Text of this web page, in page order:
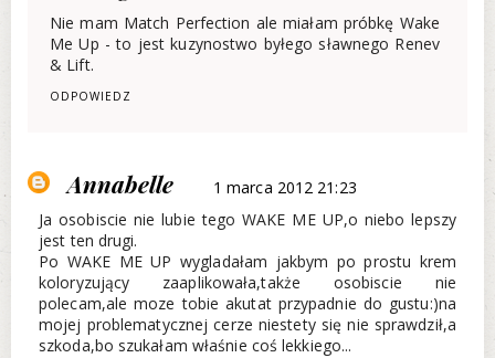
Nie mam Match Perfection ale miałam próbkę Wake
Me Up - to jest kuzynostwo byłego sławnego Renev
& Lift.
ODPOWIEDZ
Annabelle
1 marca 2012 21:23
Ja osobiscie nie lubie tego WAKE ME UP,o niebo lepszy
jest ten drugi.
Po WAKE ME UP wygladałam jakbym po prostu krem
koloryzujący zaaplikowała,także osobiscie nie
polecam,ale moze tobie akutat przypadnie do gustu:)na
mojej problematycznej cerze niestety się nie sprawdził,a
szkoda,bo szukałam właśnie coś lekkiego...